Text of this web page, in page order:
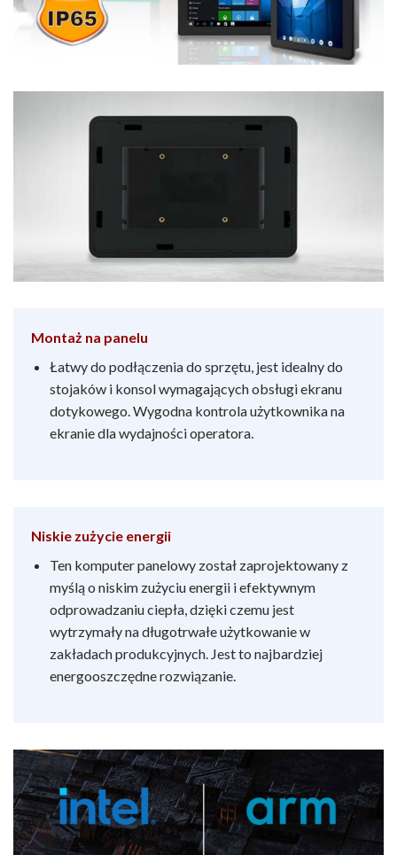
Montaż na panelu
Łatwy do podłączenia do sprzętu, jest idealny do
stojaków i konsol wymagających obsługi ekranu
dotykowego. Wygodna kontrola użytkownika na
ekranie dla wydajności operatora.
Niskie zużycie energii
Ten komputer panelowy został zaprojektowany z
myślą o niskim zużyciu energii i efektywnym
odprowadzaniu ciepła, dzięki czemu jest
wytrzymały na długotrwałe użytkowanie w
zakładach produkcyjnych. Jest to najbardziej
energooszczędne rozwiązanie.